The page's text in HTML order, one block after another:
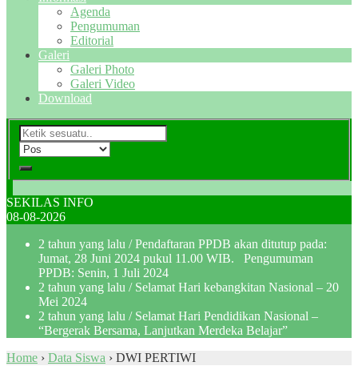
Agenda
Pengumuman
Editorial
Galeri
Galeri Photo
Galeri Video
Download
SEKILAS INFO
08-08-2026
2 tahun yang lalu / Pendaftaran PPDB akan ditutup pada:
Jumat, 28 Juni 2024 pukul 11.00 WIB. Pengumuman
PPDB: Senin, 1 Juli 2024
2 tahun yang lalu / Selamat Hari kebangkitan Nasional – 20
Mei 2024
2 tahun yang lalu / Selamat Hari Pendidikan Nasional –
“Bergerak Bersama, Lanjutkan Merdeka Belajar”
Home › Data Siswa › DWI PERTIWI